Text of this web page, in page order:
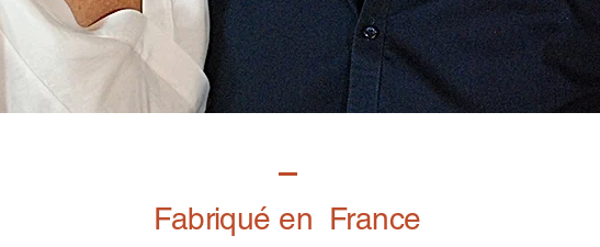
Fabriqué en France